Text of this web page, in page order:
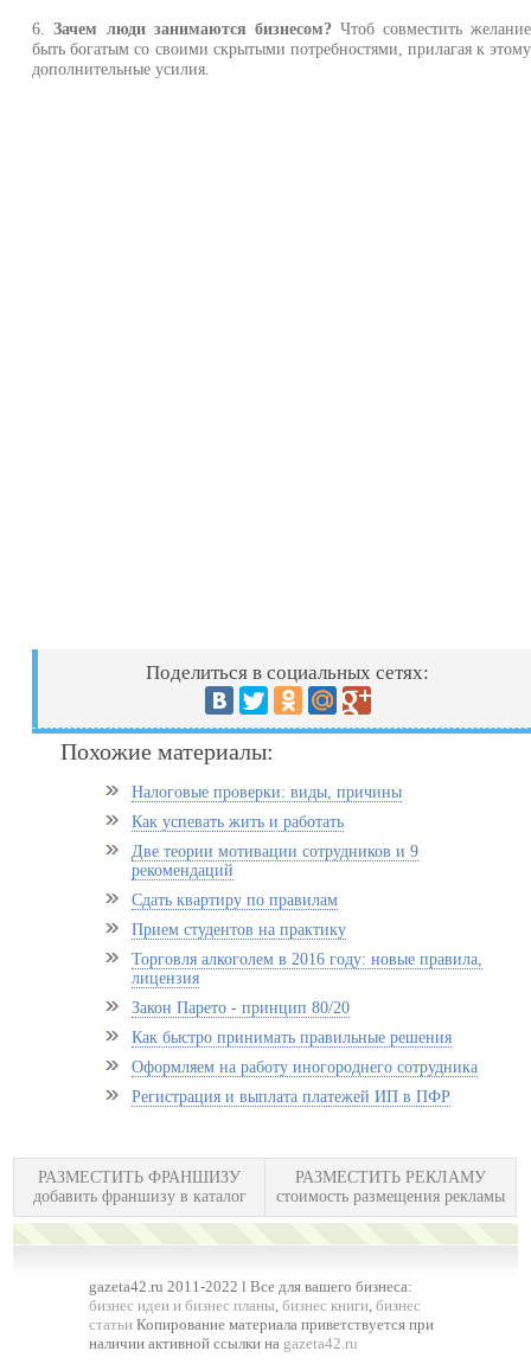
6.Зачем люди занимаются бизнесом? Чтоб совместить желание
быть богатым со своими скрытыми потребностями, прилагая к этому
дополнительные усилия.
Поделиться в социальных сетях:
Похожие материалы:
Налоговые проверки: виды, причины
Как успевать жить и работать
Две теории мотивации сотрудников и 9
рекомендаций
Сдать квартиру по правилам
Прием студентов на практику
Торговля алкоголем в 2016 году: новые правила,
лицензия
Закон Парето - принцип 80/20
Как быстро принимать правильные решения
Оформляем на работу иногороднего сотрудника
Регистрация и выплата платежей ИП в ПФР
РАЗМЕСТИТЬ ФРАНШИЗУ
добавить франшизу в каталог
РАЗМЕСТИТЬ РЕКЛАМУ
стоимость размещения рекламы
gazeta42.ru 2011-2022 l Все для вашего бизнеса:
бизнес идеи и бизнес планы,бизнес книги,бизнес
статьи Копирование материала приветствуется при
наличии активной ссылки на gazeta42.ru